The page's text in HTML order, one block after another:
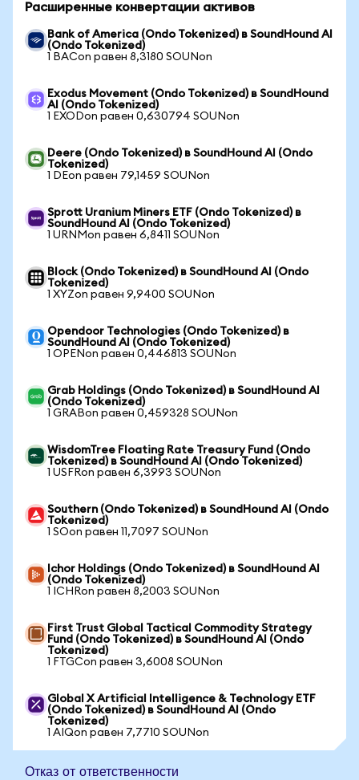
Расширенные конвертации активов
Bank of America (Ondo Tokenized) в SoundHound AI
(Ondo Tokenized)
1 BACon равен 8,3180 SOUNon
Exodus Movement (Ondo Tokenized) в SoundHound
AI (Ondo Tokenized)
1 EXODon равен 0,630794 SOUNon
Deere (Ondo Tokenized) в SoundHound AI (Ondo
Tokenized)
1 DEon равен 79,1459 SOUNon
Sprott Uranium Miners ETF (Ondo Tokenized) в
SoundHound AI (Ondo Tokenized)
1 URNMon равен 6,8411 SOUNon
Block (Ondo Tokenized) в SoundHound AI (Ondo
Tokenized)
1 XYZon равен 9,9400 SOUNon
Opendoor Technologies (Ondo Tokenized) в
SoundHound AI (Ondo Tokenized)
1 OPENon равен 0,446813 SOUNon
Grab Holdings (Ondo Tokenized) в SoundHound AI
(Ondo Tokenized)
1 GRABon равен 0,459328 SOUNon
WisdomTree Floating Rate Treasury Fund (Ondo
Tokenized) в SoundHound AI (Ondo Tokenized)
1 USFRon равен 6,3993 SOUNon
Southern (Ondo Tokenized) в SoundHound AI (Ondo
Tokenized)
1 SOon равен 11,7097 SOUNon
Ichor Holdings (Ondo Tokenized) в SoundHound AI
(Ondo Tokenized)
1 ICHRon равен 8,2003 SOUNon
First Trust Global Tactical Commodity Strategy
Fund (Ondo Tokenized) в SoundHound AI (Ondo
Tokenized)
1 FTGCon равен 3,6008 SOUNon
Global X Artificial Intelligence & Technology ETF
(Ondo Tokenized) в SoundHound AI (Ondo
Tokenized)
1 AIQon равен 7,7710 SOUNon
Отказ от ответственности